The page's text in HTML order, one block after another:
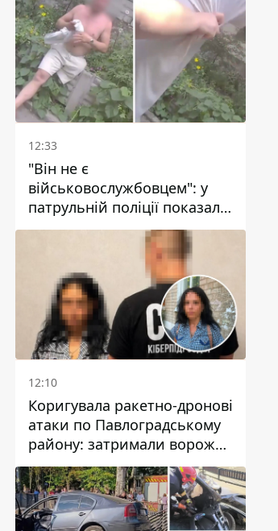
12:33
"Він не є
військовослужбовцем": у
патрульній поліції показали
відео конфлікту з чоловіком
без ноги на проспекті Поля
12:10
Коригувала ракетно-дронові
атаки по Павлоградському
району: затримали ворожу
агентку